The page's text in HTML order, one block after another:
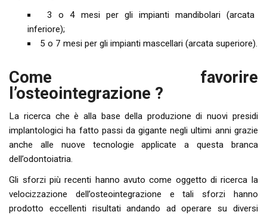
3 o 4 mesi per gli impianti mandibolari (arcata
inferiore);
5 o 7 mesi per gli impianti mascellari (arcata superiore).
Come favorire
l’osteointegrazione ?
La ricerca che è alla base della produzione di nuovi presidi
implantologici ha fatto passi da gigante negli ultimi anni grazie
anche alle nuove tecnologie applicate a questa branca
dell’odontoiatria.
Gli sforzi più recenti hanno avuto come oggetto di ricerca la
velocizzazione dell’osteointegrazione e tali sforzi hanno
prodotto eccellenti risultati andando ad operare su diversi